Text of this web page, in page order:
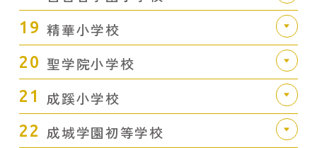
19 精華小学校
20 聖学院小学校
21 成蹊小学校
22 成城学園初等学校